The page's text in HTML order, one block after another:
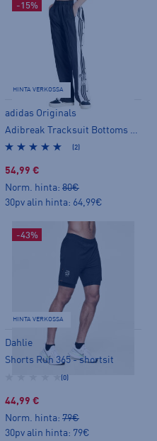
-15%
HINTA VERKOSSA
adidas Originals
(2)
54,99 €
Norm. hinta: 80€
30pv alin hinta: 64,99€
-43%
HINTA VERKOSSA
Dahlie
Shorts Run 365 - shortsit
(0)
44,99 €
Norm. hinta: 79€
30pv alin hinta: 79€